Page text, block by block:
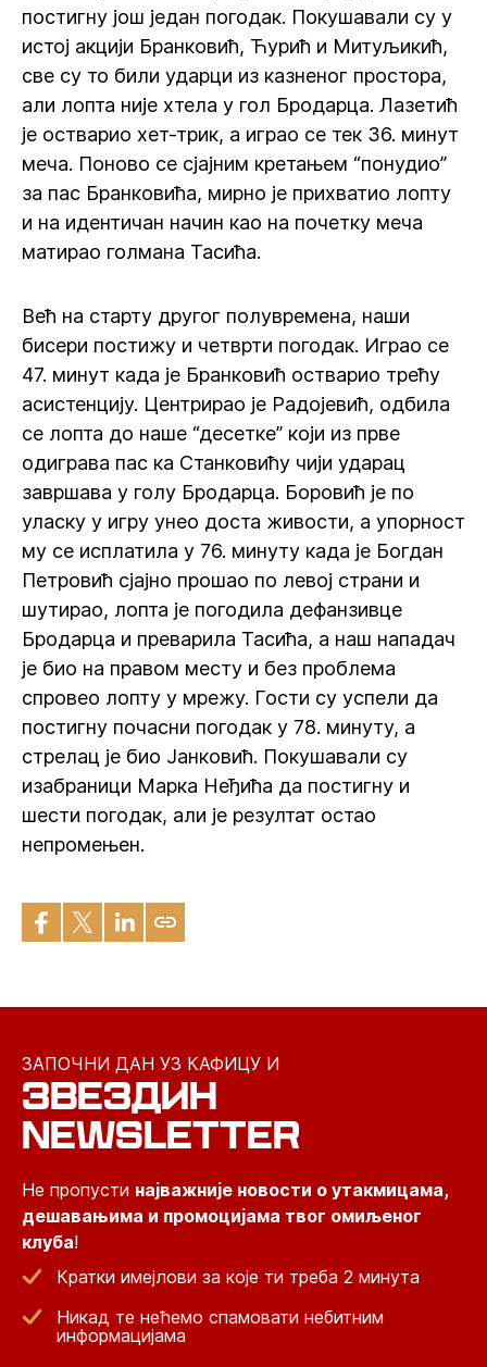
постигну још један погодак. Покушавали су у
истој акцији Бранковић, Ћурић и Митуљикић,
све су то били ударци из казненог простора,
али лопта није хтела у гол Бродарца. Лазетић
је остварио хет-трик, а играо се тек 36. минут
меча. Поново се сјајним кретањем “понудио”
за пас Бранковића, мирно је прихватио лопту
и на идентичан начин као на почетку меча
матирао голмана Тасића.
Већ на старту другог полувремена, наши
бисери постижу и четврти погодак. Играо се
47. минут када је Бранковић остварио трећу
асистенцију. Центрирао је Радојевић, одбила
се лопта до наше “десетке” који из прве
одиграва пас ка Станковићу чији ударац
завршава у голу Бродарца. Боровић је по
уласку у игру унео доста живости, а упорност
му се исплатила у 76. минуту када је Богдан
Петровић сјајно прошао по левој страни и
шутирао, лопта је погодила дефанзивце
Бродарца и преварила Тасића, а наш нападач
је био на правом месту и без проблема
спровео лопту у мрежу. Гости су успели да
постигну почасни погодак у 78. минуту, а
стрелац је био Јанковић. Покушавали су
изабраници Марка Неђића да постигну и
шести погодак, али је резултат остао
непромењен.
ЗАПОЧНИ ДАН УЗ КАФИЦУ И
ЗВЕЗДИН
NEWSLETTER
Не пропусти најважније новости о утакмицама,
дешавањима и промоцијама твог омиљеног
клуба!
Кратки имејлови за које ти треба 2 минута
Никад те нећемо спамовати небитним
информацијама